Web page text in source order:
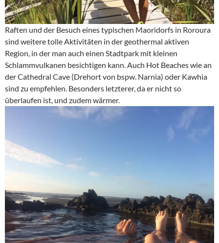
Raften und der Besuch eines typischen Maoridorfs in Roroura
sind weitere tolle Aktivitäten in der geothermal aktiven
Region, in der man auch einen Stadtpark mit kleinen
Schlammvulkanen besichtigen kann. Auch Hot Beaches wie an
der Cathedral Cave (Drehort von bspw. Narnia) oder Kawhia
sind zu empfehlen. Besonders letzterer, da er nicht so
überlaufen ist, und zudem wärmer.